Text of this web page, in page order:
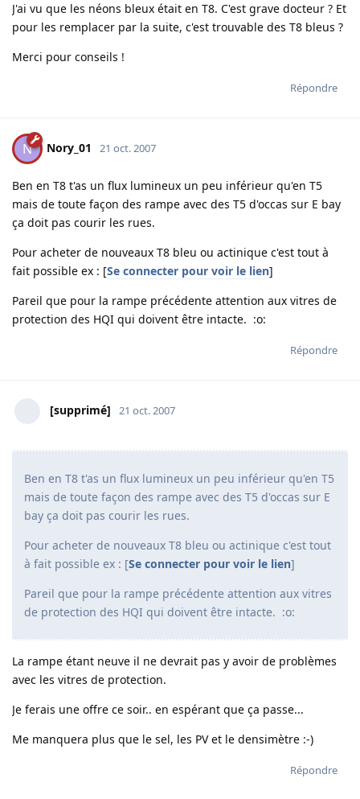
J'ai vu que les néons bleux était en T8. C'est grave docteur ? Et
pour les remplacer par la suite, c'est trouvable des T8 bleus ?
Merci pour conseils !
Répondre
N Nory_01 21 oct. 2007
Ben en T8 t'as un flux lumineux un peu inférieur qu'en T5
mais de toute façon des rampe avec des T5 d'occas sur E bay
ça doit pas courir les rues.
Pour acheter de nouveaux T8 bleu ou actinique c'est tout à
fait possible ex : [Se connecter pour voir le lien]
Pareil que pour la rampe précédente attention aux vitres de
protection des HQI qui doivent être intacte. :o:
Répondre
[supprimé] 21 oct. 2007
Ben en T8 t'as un flux lumineux un peu inférieur qu'en T5
mais de toute façon des rampe avec des T5 d'occas sur E
bay ça doit pas courir les rues.
Pour acheter de nouveaux T8 bleu ou actinique c'est tout
à fait possible ex : [Se connecter pour voir le lien]
Pareil que pour la rampe précédente attention aux vitres
de protection des HQI qui doivent être intacte. :o:
La rampe étant neuve il ne devrait pas y avoir de problèmes
avec les vitres de protection.
Je ferais une offre ce soir.. en espérant que ça passe...
Me manquera plus que le sel, les PV et le densimètre :-)
Répondre